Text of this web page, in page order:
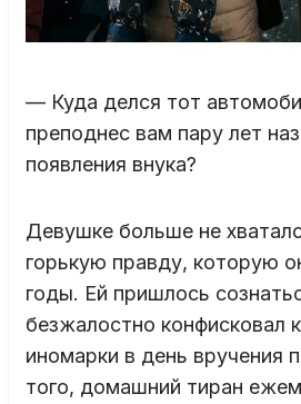
— Куда делся тот
преподнес вам пару лет
появления внука?
Девушке больше не
горькую правду, которую
годы. Ей пришлось
безжалостно конфисковал
иномарки в день вручения
того, домашний тиран